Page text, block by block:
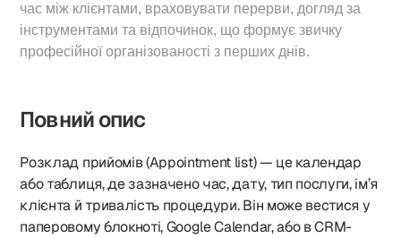
час між клієнтами, враховувати перерви, догляд за
інструментами та відпочинок, що формує звичку
професійної організованості з перших днів.
Повний опис
Розклад прийомів (Appointment list) — це календар
або таблиця, де зазначено час, дату, тип послуги, ім’я
клієнта й тривалість процедури. Він може вестися у
паперовому блокноті, Google Calendar, або в CRM-